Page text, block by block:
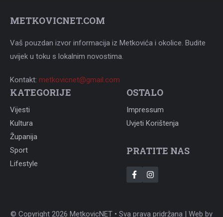
METKOVICNET.COM
Vaš pouzdan izvor informacija iz Metkovića i okolice. Budite
uvijek u toku s lokalnim novostima.
Kontakt: metkovicnet@gmail.com
KATEGORIJE
Vijesti
Kultura
Županija
Sport
Lifestyle
OSTALO
Impressum
Uvjeti Korištenja
PRATITE NAS
© Copyright 2026 MetkovicNET • Sva prava pridržana | Web by